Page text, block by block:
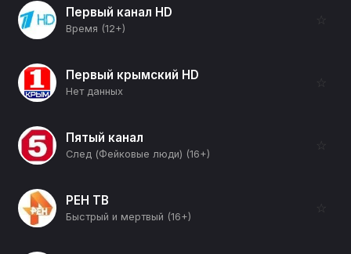
Первый канал HD
Время (12+)
☆
Первый крымский HD
Нет данных
☆
Пятый канал
След (Фейковые люди) (16+)
☆
РЕН ТВ
Быстрый и мертвый (16+)
☆